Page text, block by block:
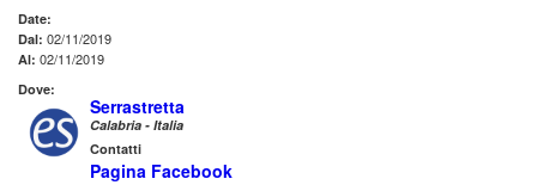
Date:
Dal: 02/11/2019
Al: 02/11/2019
Dove:
Serrastretta
Calabria - Italia
Contatti
Pagina Facebook